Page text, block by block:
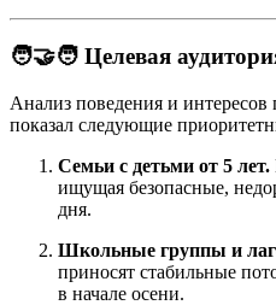
🧑‍🤝‍🧑 Целевая
Анализ поведения и
показал следующие
Семьи с детьми от 5 лет.
ищущая безопасные,
дня.
Школьные группы и
приносят стабильные
в начале осени.